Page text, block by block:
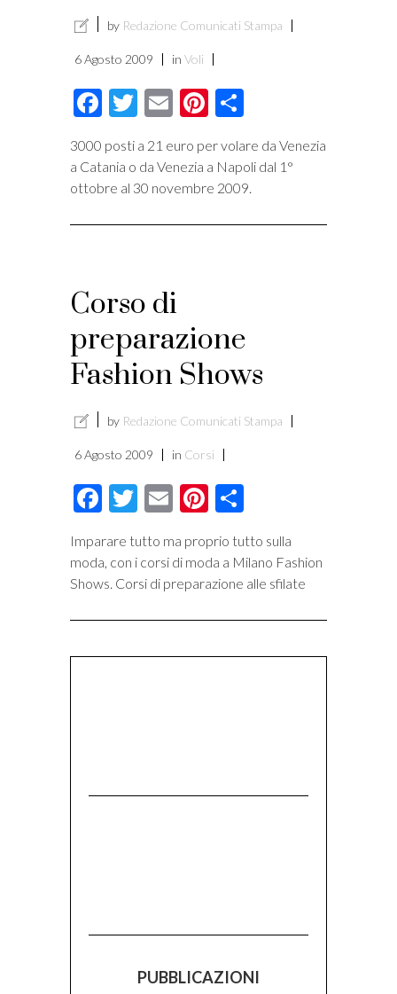
by Redazione Comunicati Stampa
6 Agosto 2009 in Voli
Facebook
Twitter
EmailPinterest
3000 posti a 21 euro per volare da Venezia
a Catania o da Venezia a Napoli dal 1°
ottobre al 30 novembre 2009.
Corso di
preparazione
Fashion Shows
by Redazione Comunicati Stampa
6 Agosto 2009 in Corsi
Facebook
Twitter
EmailPinterest
Imparare tutto ma proprio tutto sulla
moda, con i corsi di moda a Milano Fashion
Shows. Corsi di preparazione alle sfilate
PUBBLICAZIONI